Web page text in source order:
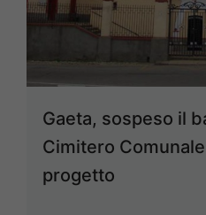
Gaeta, sospeso il
Cimitero
progetto